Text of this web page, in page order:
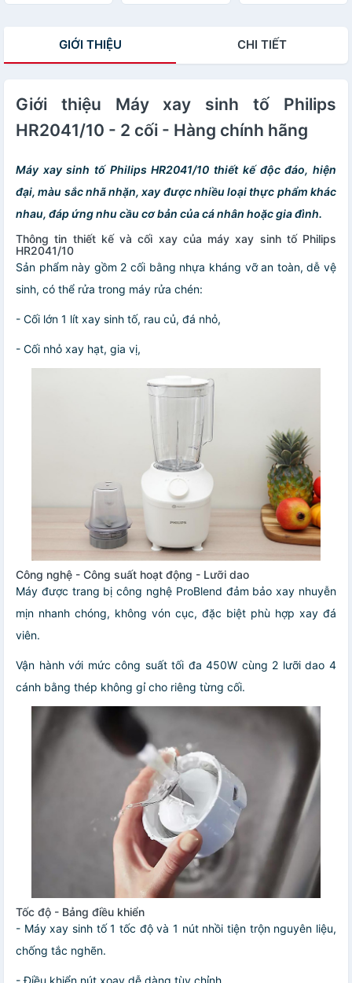
GIỚI THIỆU CHI TIẾT
Giới thiệu Máy xay sinh tố Philips
HR2041/10 - 2 cối - Hàng chính hãng
Máy xay sinh tố Philips HR2041/10 thiết kế độc đáo, hiện
đại, màu sắc nhã nhặn, xay được nhiều loại thực phẩm khác
nhau, đáp ứng nhu cầu cơ bản của cá nhân hoặc gia đình.
Thông tin thiết kế và cối xay của máy xay sinh tố Philips
HR2041/10
Sản phẩm này gồm 2 cối bằng nhựa kháng vỡ an toàn, dễ vệ
sinh, có thể rửa trong máy rửa chén:
- Cối lớn 1 lít xay sinh tố, rau củ, đá nhỏ,
- Cối nhỏ xay hạt, gia vị,
Công nghệ - Công suất hoạt động - Lưỡi dao
Máy được trang bị công nghệ ProBlend đảm bảo xay nhuyễn
mịn nhanh chóng, không vón cục, đặc biệt phù hợp xay đá
viên.
Vận hành với mức công suất tối đa 450W cùng 2 lưỡi dao 4
cánh bằng thép không gỉ cho riêng từng cối.
Tốc độ - Bảng điều khiển
- Máy xay sinh tố 1 tốc độ và 1 nút nhồi tiện trộn nguyên liệu,
chống tắc nghẽn.